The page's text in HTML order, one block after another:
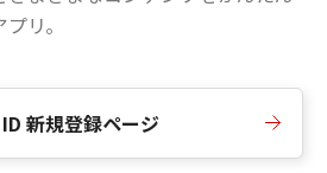
リ。
新規登録ページ